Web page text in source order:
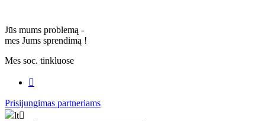
Jūs mums problemą -
mes Jums sprendimą !
Mes soc. tinkluose
Prisijungimas partneriams
lt